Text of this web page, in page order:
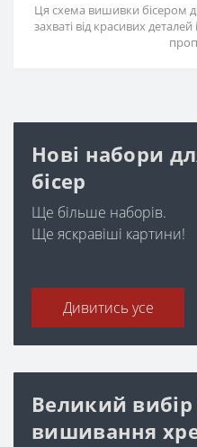
Ця схема вишивки бісером
захваті від красивих
Нові набори
бісер
Ще більше наборів.
Ще яскравіші картини!
Дивитись усе
Великий вибір
вишивання